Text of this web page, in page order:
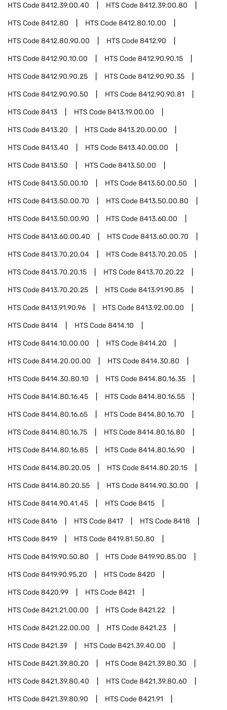
HTS Code8412.39.00.40 HTS Code8412.39.00.80
HTS Code8412.80 HTS Code8412.80.10.00
HTS Code8412.80.90.00 HTS Code8412.90
HTS Code8412.90.10.00 HTS Code8412.90.90.15
HTS Code8412.90.90.25 HTS Code8412.90.90.35
HTS Code8412.90.90.50 HTS Code8412.90.90.81
HTS Code8413 HTS Code8413.19.00.00
HTS Code8413.20 HTS Code8413.20.00.00
HTS Code8413.40 HTS Code8413.40.00.00
HTS Code8413.50 HTS Code8413.50.00
HTS Code8413.50.00.10 HTS Code8413.50.00.50
HTS Code8413.50.00.70 HTS Code8413.50.00.80
HTS Code8413.50.00.90 HTS Code8413.60.00
HTS Code8413.60.00.40 HTS Code8413.60.00.70
HTS Code8413.70.20.04 HTS Code8413.70.20.05
HTS Code8413.70.20.15 HTS Code8413.70.20.22
HTS Code8413.70.20.25 HTS Code8413.91.90.85
HTS Code8413.91.90.96 HTS Code8413.92.00.00
HTS Code8414 HTS Code8414.10
HTS Code8414.10.00.00 HTS Code8414.20
HTS Code8414.20.00.00 HTS Code8414.30.80
HTS Code8414.30.80.10 HTS Code8414.80.16.35
HTS Code8414.80.16.45 HTS Code8414.80.16.55
HTS Code8414.80.16.65 HTS Code8414.80.16.70
HTS Code8414.80.16.75 HTS Code8414.80.16.80
HTS Code8414.80.16.85 HTS Code8414.80.16.90
HTS Code8414.80.20.05 HTS Code8414.80.20.15
HTS Code8414.80.20.55 HTS Code8414.90.30.00
HTS Code8414.90.41.45 HTS Code8415
HTS Code8416 HTS Code8417 HTS Code8418
HTS Code8419 HTS Code8419.81.50.80
HTS Code8419.90.50.80 HTS Code8419.90.85.00
HTS Code8419.90.95.20 HTS Code8420
HTS Code8420.99 HTS Code8421
HTS Code8421.21.00.00 HTS Code8421.22
HTS Code8421.22.00.00 HTS Code8421.23
HTS Code8421.39 HTS Code8421.39.40.00
HTS Code8421.39.80.20 HTS Code8421.39.80.30
HTS Code8421.39.80.40 HTS Code8421.39.80.60
HTS Code8421.39.80.90 HTS Code8421.91